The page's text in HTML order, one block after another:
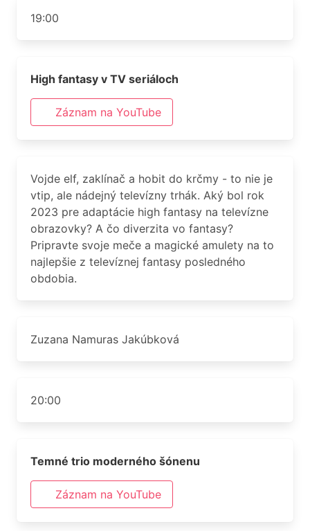
19:00
High fantasy v TV seriáloch
Záznam na YouTube
Vojde elf, zaklínač a hobit do krčmy - to nie je
vtip, ale nádejný televízny trhák. Aký bol rok
2023 pre adaptácie high fantasy na televízne
obrazovky? A čo diverzita vo fantasy?
Pripravte svoje meče a magické amulety na to
najlepšie z televíznej fantasy posledného
obdobia.
Zuzana Namuras Jakúbková
20:00
Temné trio moderného šónenu
Záznam na YouTube